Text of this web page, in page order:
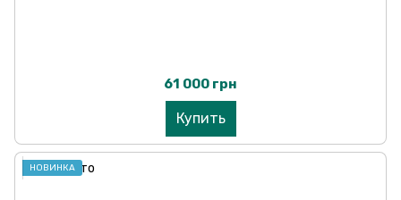
61 000 грн
Купить
НОВИНКА